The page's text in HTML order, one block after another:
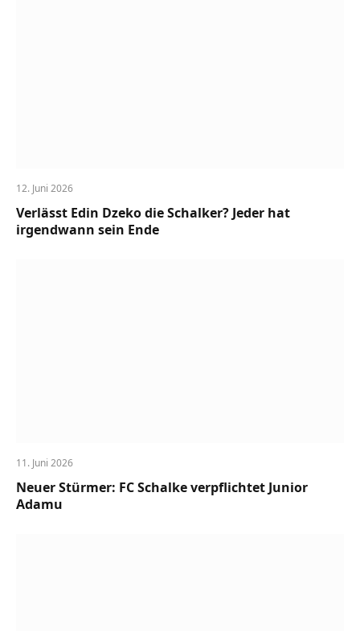
12. Juni 2026
Verlässt Edin Dzeko die Schalker? Jeder hat
irgendwann sein Ende
11. Juni 2026
Neuer Stürmer: FC Schalke verpflichtet Junior
Adamu